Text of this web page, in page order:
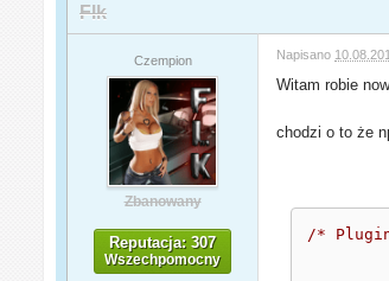
Flk
Czempion
Zbanowany
Reputacja: 307
Wszechpomocny
Napisano
Witam robie
chodzi o to że
/*